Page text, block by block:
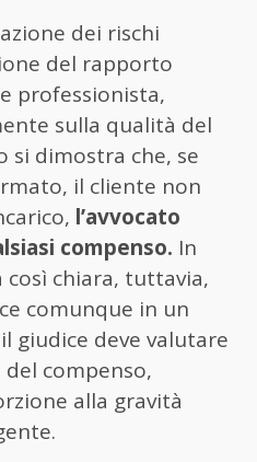
dei rischi
del rapporto
professionista,
sulla qualità del
si dimostra che, se
il cliente non
l’avvocato
compenso. In
così chiara, tuttavia,
comunque in un
giudice deve valutare
compenso,
alla gravità